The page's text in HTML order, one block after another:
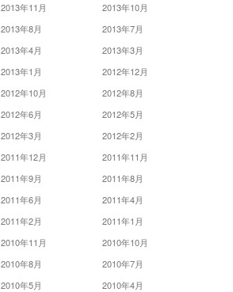
2013年11月
2013年10月
2013年8月
2013年7月
2013年4月
2013年3月
2013年1月
2012年12月
2012年10月
2012年8月
2012年6月
2012年5月
2012年3月
2012年2月
2011年12月
2011年11月
2011年9月
2011年8月
2011年6月
2011年4月
2011年2月
2011年1月
2010年11月
2010年10月
2010年8月
2010年7月
2010年5月
2010年4月